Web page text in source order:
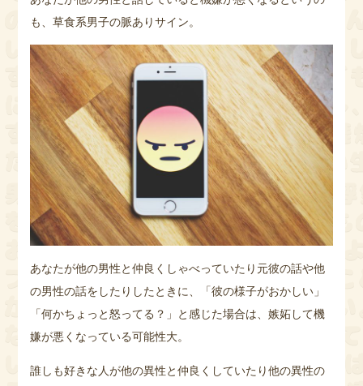
も、草食系男子の脈ありサイン。
あなたが他の男性と仲良くしゃべっていたり元彼の話や他
の男性の話をしたりしたときに、「彼の様子がおかしい」
「何かちょっと怒ってる？」と感じた場合は、嫉妬して機
嫌が悪くなっている可能性大。
誰しも好きな人が他の異性と仲良くしていたり他の異性の